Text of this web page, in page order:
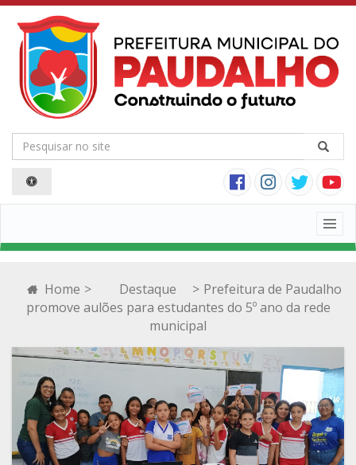
Home > Destaque > Prefeitura de Paudalho
promove aulões para estudantes do 5º ano da rede
municipal